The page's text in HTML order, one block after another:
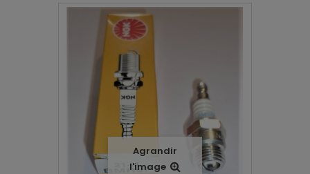
Agrandir
l'image